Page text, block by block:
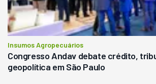
Insumos Agropecuários
Congresso Andav debate crédito,
geopolítica em São Paulo